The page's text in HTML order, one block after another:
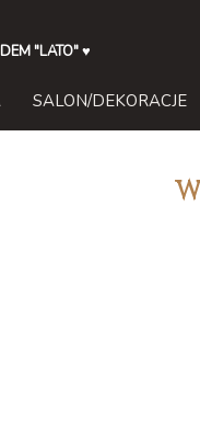
"LATO"♥
SALON/DEKORACJE